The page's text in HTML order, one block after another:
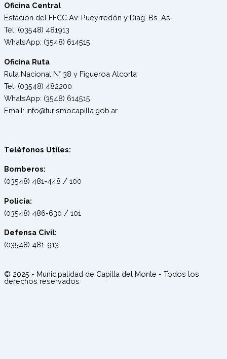
Oficina Central
Estación del FFCC Av. Pueyrredón y Diag. Bs. As.
Tel: (03548) 481913
WhatsApp: (3548) 614515
Oficina Ruta
Ruta Nacional N° 38 y Figueroa Alcorta
Tel: (03548) 482200
WhatsApp: (3548) 614515
Email: info@turismocapilla.gob.ar
Teléfonos Utiles:
Bomberos:
(03548) 481-448 / 100
Policía:
(03548) 486-630 / 101
Defensa Civil:
(03548) 481-913
© 2025 - Municipalidad de Capilla del Monte - Todos los
derechos reservados